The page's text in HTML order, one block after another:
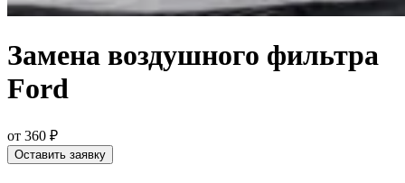
Замена воздушного фильтра
Ford
от 360 ₽
Оставить заявку